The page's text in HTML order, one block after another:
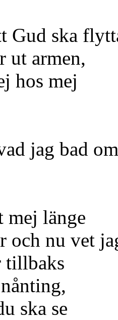
Gud ska
ut armen,
hos mej
jag bad
mej länge
och nu vet
tillbaks
ska se